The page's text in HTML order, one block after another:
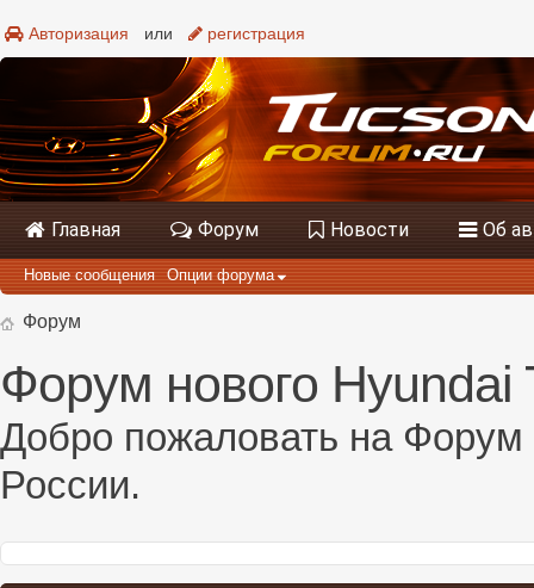
Авторизация или регистрация
Главная Форум Новости Об
Новые сообщения Опции форума
Форум
Форум нового Hyundai
Добро пожаловать на Форум
России.